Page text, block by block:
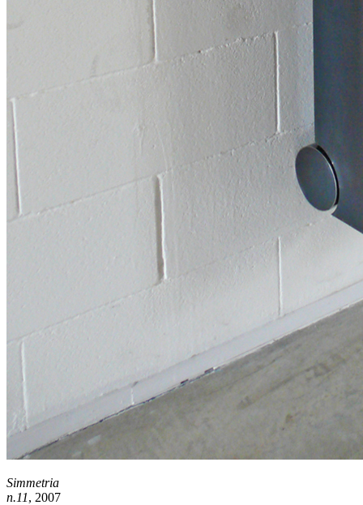
Simmetria
n.11, 2007